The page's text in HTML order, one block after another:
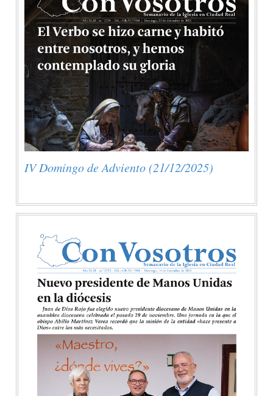
IV Domingo de Adviento (21/12/2025)